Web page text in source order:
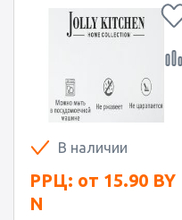
В наличии
РРЦ: от 15.90 BY
N